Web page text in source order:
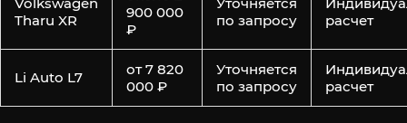
Tharu XR
900 000
₽
по запросу
расчет
Li Auto L7
от 7 820
000 ₽
Уточняется
по запросу
расчет